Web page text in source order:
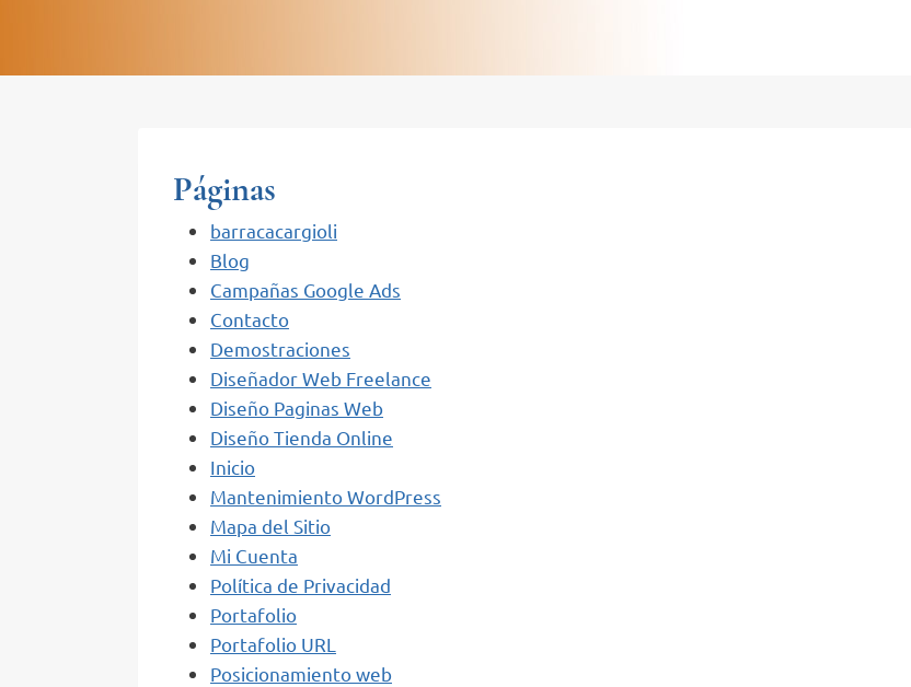
Páginas
barracacargioli
Blog
Campañas Google Ads
Contacto
Demostraciones
Diseñador Web Freelance
Diseño Paginas Web
Diseño Tienda Online
Inicio
Mantenimiento WordPress
Mapa del Sitio
Mi Cuenta
Política de Privacidad
Portafolio
Portafolio URL
Posicionamiento web